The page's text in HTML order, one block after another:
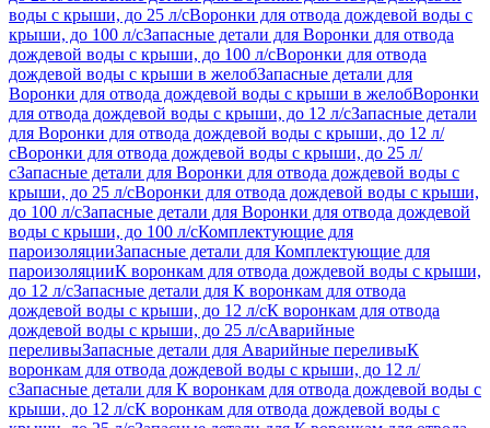
воды с крыши, до 25 л/сВоронки для отвода дождевой воды с
крыши, до 100 л/сЗапасные детали для Воронки для отвода
дождевой воды с крыши, до 100 л/сВоронки для отвода
дождевой воды с крыши в желобЗапасные детали для
Воронки для отвода дождевой воды с крыши в желобВоронки
для отвода дождевой воды с крыши, до 12 л/сЗапасные детали
для Воронки для отвода дождевой воды с крыши, до 12 л/
сВоронки для отвода дождевой воды с крыши, до 25 л/
сЗапасные детали для Воронки для отвода дождевой воды с
крыши, до 25 л/сВоронки для отвода дождевой воды с крыши,
до 100 л/сЗапасные детали для Воронки для отвода дождевой
воды с крыши, до 100 л/сКомплектующие для
пароизоляцииЗапасные детали для Комплектующие для
пароизоляцииК воронкам для отвода дождевой воды с крыши,
до 12 л/сЗапасные детали для К воронкам для отвода
дождевой воды с крыши, до 12 л/сК воронкам для отвода
дождевой воды с крыши, до 25 л/сАварийные
переливыЗапасные детали для Аварийные переливыК
воронкам для отвода дождевой воды с крыши, до 12 л/
сЗапасные детали для К воронкам для отвода дождевой воды с
крыши, до 12 л/сК воронкам для отвода дождевой воды с